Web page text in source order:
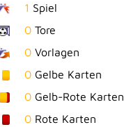
1 Spiel
0 Tore
0 Vorlagen
0 Gelbe Karten
0 Gelb-Rote Karten
0 Rote Karten